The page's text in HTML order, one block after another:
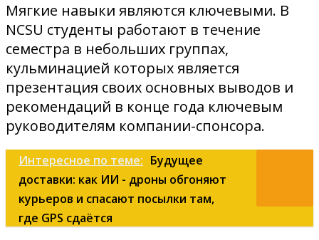
Мягкие навыки являются ключевыми. В
NCSU студенты работают в течение
семестра в небольших группах,
кульминацией которых является
презентация своих основных выводов и
рекомендаций в конце года ключевым
руководителям компании-спонсора.
Интересное по теме: Будущее
доставки: как ИИ - дроны обгоняют
курьеров и спасают посылки там,
где GPS сдаётся